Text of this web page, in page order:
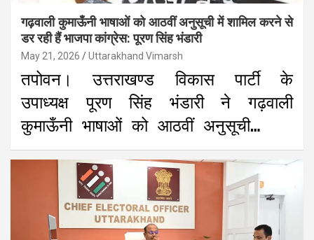
गढ़वाली कुमाऊँनी भाषाओं को आठवीं अनुसूची में शामिल करने से
डर रही हैं भाजपा कांग्रेस: पूरण सिंह भंडारी
May 21, 2026 Uttarakhand Vimarsh
तपोवन। उत्तराखण्ड विकास पार्टी के
उपाध्यक्ष पूरण सिंह भंडारी ने गढ़वाली
कुमाऊँनी भाषाओं को आठवीं अनुसूची…